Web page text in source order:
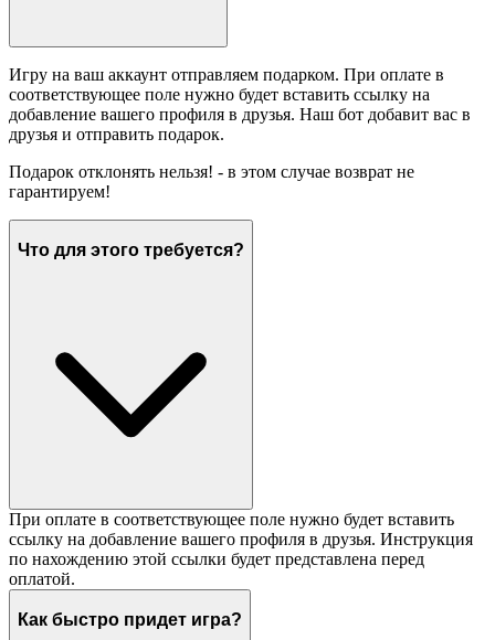
Игру на ваш аккаунт отправляем подарком. При оплате в
соответствующее поле нужно будет вставить ссылку на
добавление вашего профиля в друзья. Наш бот добавит вас в
друзья и отправить подарок.
Подарок отклонять нельзя! - в этом случае возврат не
гарантируем!
Что для этого требуется?
При оплате в соответствующее поле нужно будет вставить
ссылку на добавление вашего профиля в друзья. Инструкция
по нахождению этой ссылки будет представлена перед
оплатой.
Как быстро придет игра?